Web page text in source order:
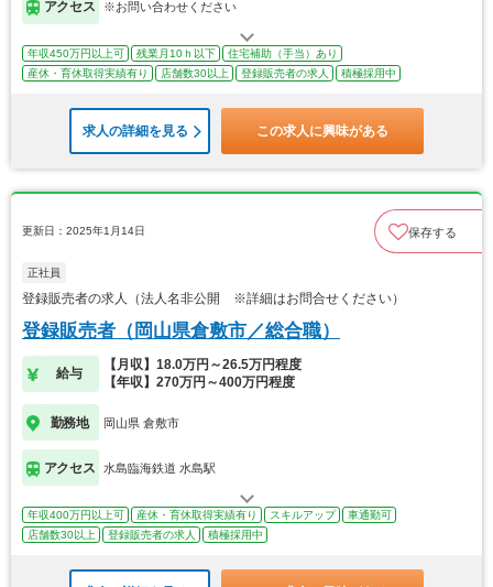
アクセス ※お問い合わせください
年収450万円以上可 残業月10ｈ以下
住宅補助（手当）あり
産休・育休取得実績有り
店舗数30以上 登録販売者の求人 積極採用中
求人の詳細を見る この求人に興味がある
更新日：2025年1月14日 保存する
正社員
登録販売者の求人（法人名非公開 ※詳細はお問合せください）
登録販売者（岡山県倉敷市／総合職）
給与
【月収】18.0万円～26.5万円程度
【年収】270万円～400万円程度
勤務地 岡山県 倉敷市
アクセス 水島臨海鉄道 水島駅
年収400万円以上可 産休・育休取得実績有り スキルアップ
車通勤可
店舗数30以上
登録販売者の求人 積極採用中